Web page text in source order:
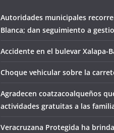
Autoridades municipales
Blanca; dan seguimiento a
Accidente en el bulevar Xalapa-
Choque vehicular sobre la
Agradecen coatzacoalqueños
actividades gratuitas a las
Veracruzana Protegida ha